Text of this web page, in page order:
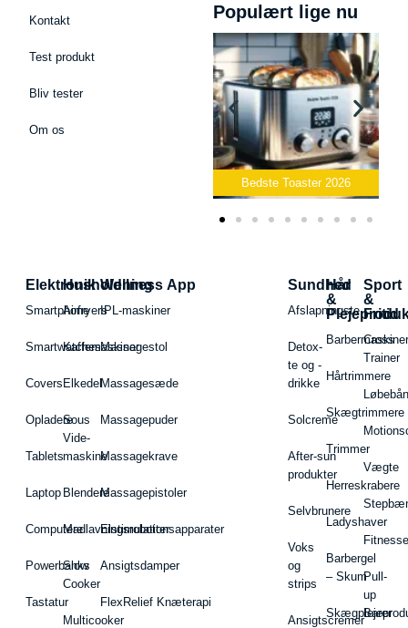
Kontakt
Test produkt
Bliv tester
Om os
Populært lige nu
Bedste Toaster 2026
Elektronik
Smartphone
Smartwatches
Covers
Opladere
Tablets
Laptop
Computere
Powerbanks
Tastatur
Husholdning
Airfryers
Kaffemaskiner
Elkedel
Sous
Vide-
maskine
Blendere
Madlavningsrobotter
Slow
Cooker
Multicooker
Wellness App
IPL-maskiner
Massagestol
Massagesæde
Massagepuder
Massagekrave
Massagepistoler
Elstimulationsapparater
Ansigtsdamper
FlexRelief Knæterapi
Sundhed
Afslapningste
Detox-
te og -
drikke
Solcreme
After-sun
produkter
Selvbrunere
Voks
og
strips
Ansigtscremer
Hår
&
Hårtrimmere
Skægtrimmere
Trimmer
Herreskrabere
Ladyshaver
Barbergel
– Skum
Sport
&
Fritid
Cross
Trainer
Vægte
Pull-
up
Barer